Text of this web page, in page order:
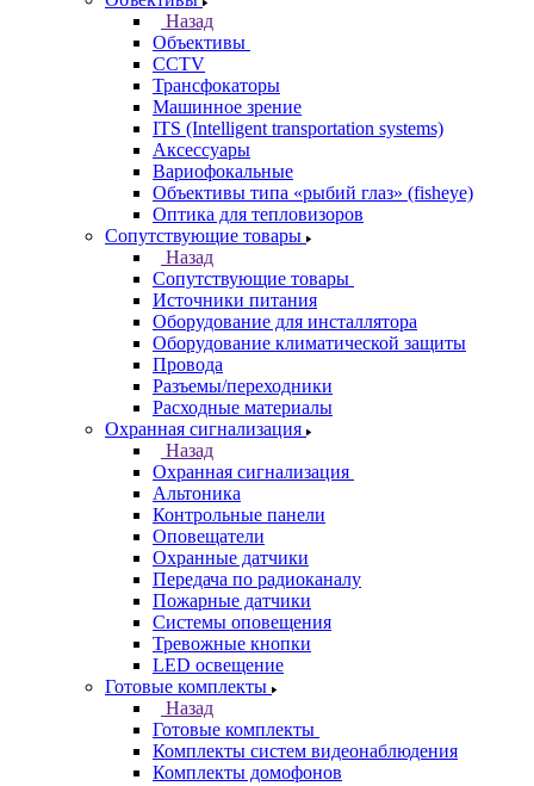
Назад
Объективы
CCTV
Трансфокаторы
Машинное зрение
ITS (Intelligent transportation systems)
Аксессуары
Вариофокальные
Объективы типа «рыбий глаз» (fisheye)
Оптика для тепловизоров
Сопутствующие товары
Назад
Сопутствующие товары
Источники питания
Оборудование для инсталлятора
Оборудование климатической защиты
Провода
Разъемы/переходники
Расходные материалы
Охранная сигнализация
Назад
Охранная сигнализация
Альтоника
Контрольные панели
Оповещатели
Охранные датчики
Передача по радиоканалу
Пожарные датчики
Системы оповещения
Тревожные кнопки
LED освещение
Готовые комплекты
Назад
Готовые комплекты
Комплекты систем видеонаблюдения
Комплекты домофонов